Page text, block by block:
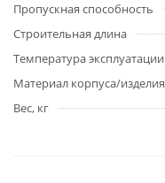
Пропускная способность
Строительная длина
Температура эксплуатации
Материал корпуса/изделия
Вес, кг